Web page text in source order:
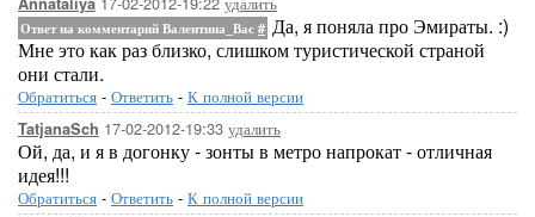
Ответ на комментарий Валентина_Вас # Да, я поняла про Эмираты. :)
Мне это как раз близко, слишком туристической страной
они стали.
Обратиться - Ответить - К полной версии
TatjanaSch 17-02-2012-19:33 удалить
Ой, да, и я в догонку - зонты в метро напрокат - отличная
идея!!!
Обратиться - Ответить - К полной версии